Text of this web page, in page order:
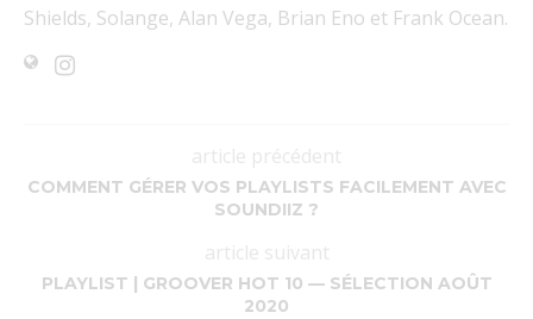
Shields, Solange, Alan Vega, Brian Eno et Frank Ocean.
article précédent
COMMENT GÉRER VOS PLAYLISTS FACILEMENT AVEC
SOUNDIIZ ?
article suivant
PLAYLIST | GROOVER HOT 10 — SÉLECTION AOÛT
2020